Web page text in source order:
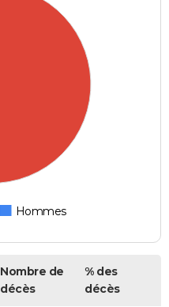
Hommes
Nombre de
décès
% des
décès